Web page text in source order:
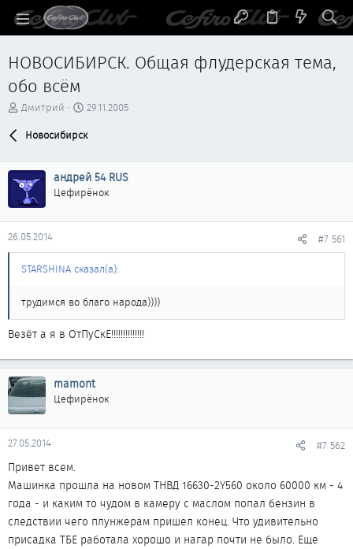
НОВОСИБИРСК. Общая флудерская тема,
обо всём
А
т
е
м
ы
Дмитрий
Д
т
а
ч
л
29.11.2005
Новосибирск
андрей 54 RUS
Цефирёнок
26.05.2014 #7 561
STARSHINA сказал(а):
трудимся во благо народа))))
Везёт а я в ОтПуСкЕ!!!!!!!!!!!!!!
mamont
Цефирёнок
27.05.2014 #7 562
Привет всем.
Машинка прошла на новом ТНВД 16630-2Y560 около 60000 км - 4
года - и каким то чудом в камеру с маслом попал бензин в
следствии чего плунжерам пришел конец. Что удивительно
присадка ТБЕ работала хорошо и нагар почти не было. Еще